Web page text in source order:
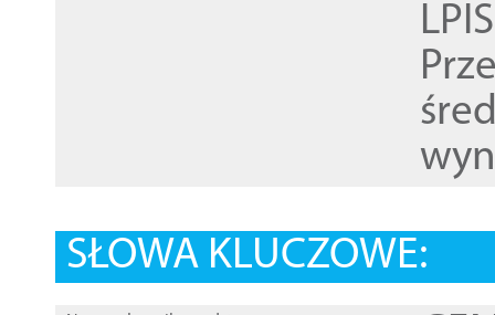
SŁOWA KLUCZOWE: